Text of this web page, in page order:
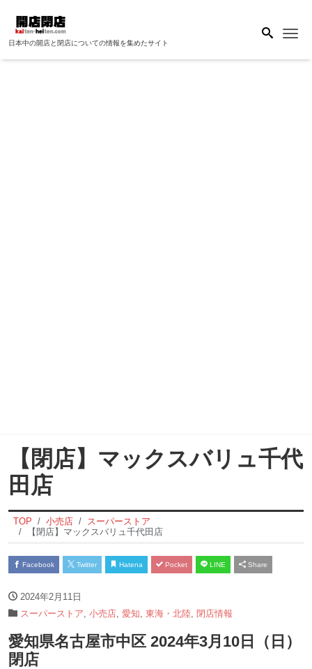
日本中の開店と閉店についての情報を集めたサイト
【閉店】マックスバリュ千代
田店
TOP 小売店
スーパーストア
【閉店】マックスバリュ千代田店
Facebook Twitter Hatena Pocket LINE Share
2024年2月11日
スーパーストア 小売店 愛知 東海・北陸 閉店情報
愛知県名古屋市中区 2024年3月10日（日）
閉店